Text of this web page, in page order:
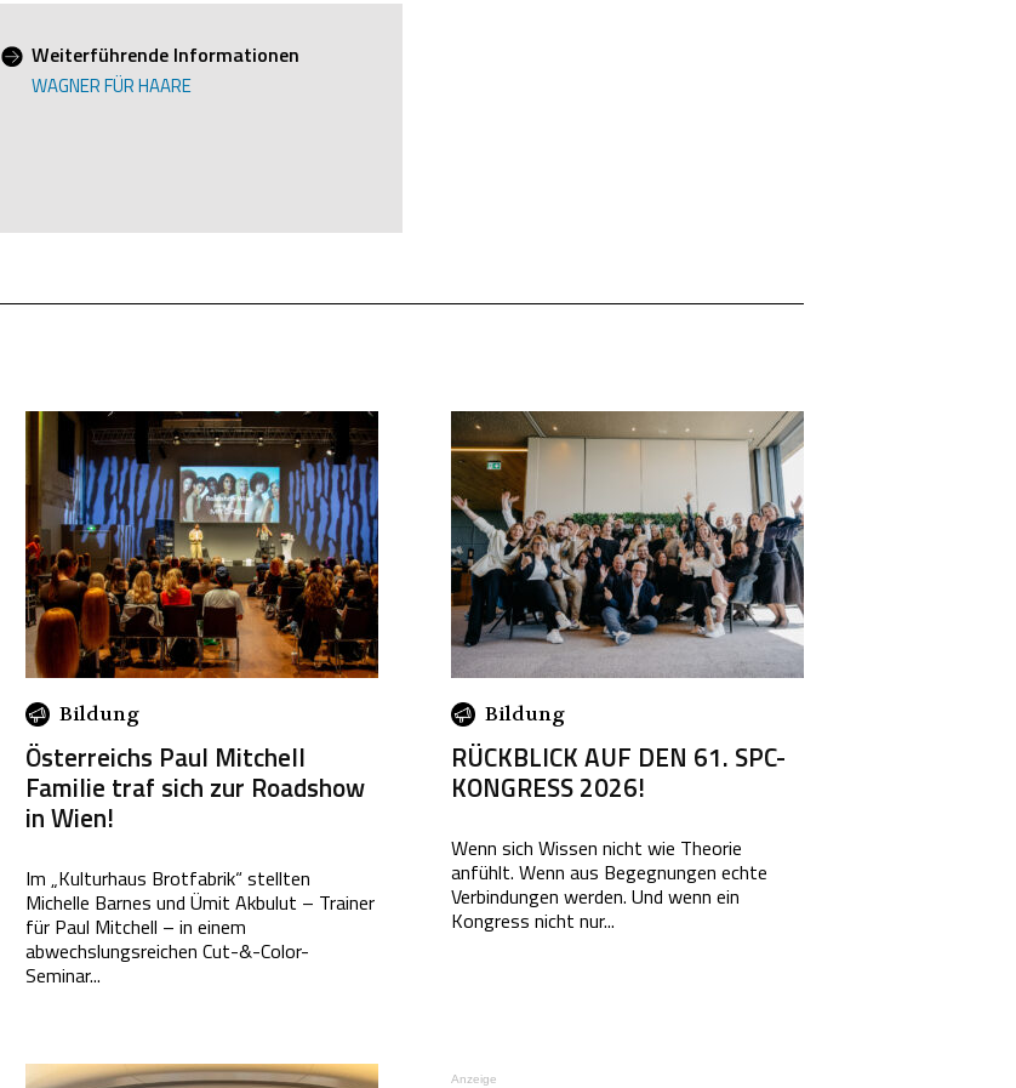
Weiterführende Informationen
WAGNER FÜR HAARE
Bildung
Österreichs Paul Mitchell
Familie traf sich zur Roadshow
in Wien!
Im „Kulturhaus Brotfabrik“ stellten
Michelle Barnes und Ümit Akbulut – Trainer
für Paul Mitchell – in einem
abwechslungsreichen Cut-&-Color-
Seminar...
Bildung
RÜCKBLICK AUF DEN 61. SPC-
KONGRESS 2026!
Wenn sich Wissen nicht wie Theorie
anfühlt. Wenn aus Begegnungen echte
Verbindungen werden. Und wenn ein
Kongress nicht nur...
Anzeige